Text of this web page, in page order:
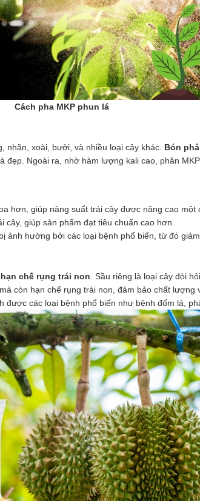
Cách pha MKP phun lá
nhãn, xoài, bưởi, và nhiều loại cây khác. Bón
Ngoài ra, nhờ hàm lượng kali cao, phân
hơn, giúp năng suất trái cây được nâng cao một
giúp sản phẩm đạt tiêu chuẩn cao hơn.
hưởng bởi các loại bệnh phổ biến, từ đó
chế rụng trái non . Sầu riêng là loại cây đòi
còn hạn chế rụng trái non, đảm bảo chất lượng
được các loại bệnh phổ biến như bệnh đốm lá,